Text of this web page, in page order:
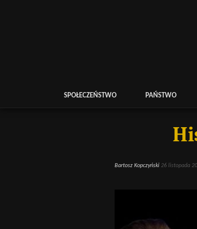
SPOŁECZEŃSTWO PAŃSTWO
Bartosz Kopczyński 26 listopada